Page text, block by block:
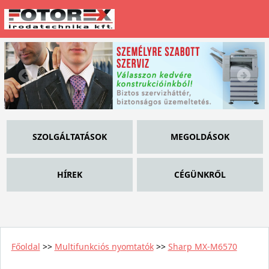
SZOLGÁLTATÁSOK MEGOLDÁSOK
HÍREK CÉGÜNKRŐL
Főoldal >> Multifunkciós nyomtatók>> Sharp MX-M6570